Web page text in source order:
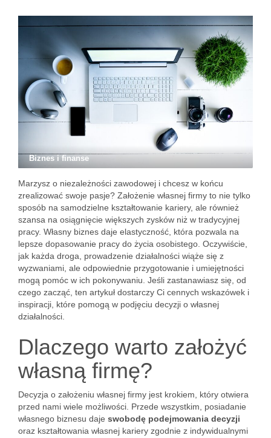
Biznes i finanse
Marzysz o niezależności zawodowej i chcesz w końcu
zrealizować swoje pasje? Założenie własnej firmy to nie tylko
sposób na samodzielne kształtowanie kariery, ale również
szansa na osiągnięcie większych zysków niż w tradycyjnej
pracy. Własny biznes daje elastyczność, która pozwala na
lepsze dopasowanie pracy do życia osobistego. Oczywiście,
jak każda droga, prowadzenie działalności wiąże się z
wyzwaniami, ale odpowiednie przygotowanie i umiejętności
mogą pomóc w ich pokonywaniu. Jeśli zastanawiasz się, od
czego zacząć, ten artykuł dostarczy Ci cennych wskazówek i
inspiracji, które pomogą w podjęciu decyzji o własnej
działalności.
Dlaczego warto założyć
własną firmę?
Decyzja o założeniu własnej firmy jest krokiem, który otwiera
przed nami wiele możliwości. Przede wszystkim, posiadanie
własnego biznesu daje swobodę podejmowania decyzji
oraz kształtowania własnej kariery zgodnie z indywidualnymi